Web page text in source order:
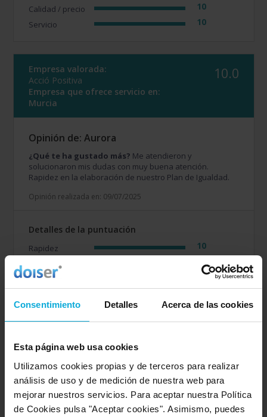
Consentimiento Detalles Acerca de las cookies
Esta página web usa cookies
Utilizamos cookies propias y de terceros para realizar
análisis de uso y de medición de nuestra web para
mejorar nuestros servicios. Para aceptar nuestra Política
de Cookies pulsa "Aceptar cookies". Asimismo, puedes
Calidad / precio 10
Servicio 10
Empresa valorada:
Acció Positiva
Empresa que ofrece servicio en:
Murcia
10.0
Opinión de: Aurora
¿Qué te ha gustado más? Me atendieron y
solucionaron mis dudas con muy buena atención.
Rapidez en la elaboración de nuestro Plan de Igualdad.
Opinión realizada en: 09/07/2025
Detalles de la puntuación
Rapidez 10
Amabilidad
Calidad / precio 10
10
Acció Positiva
Empresa que ofrece servicio en:
Opinión de: MAR GARCIA